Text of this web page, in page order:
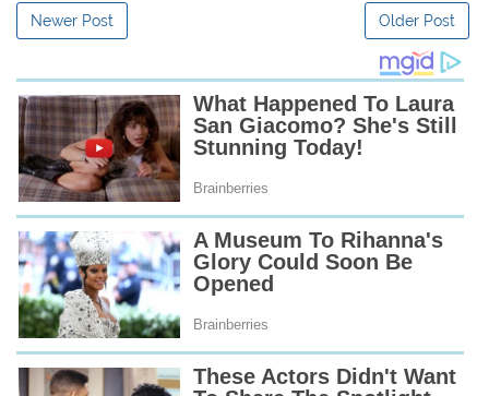
Newer Post Older Post